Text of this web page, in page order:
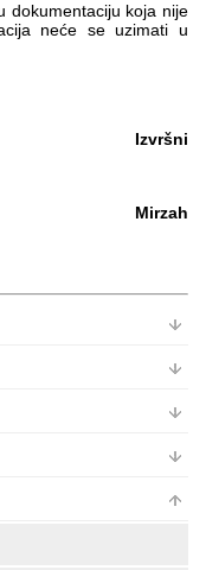
koja nije
neće se uzimati u